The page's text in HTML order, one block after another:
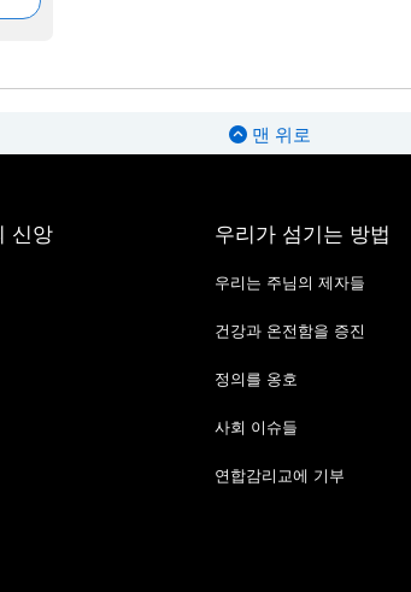
맨 위로
신앙 우리가 섬기는 방법
우리는 주님의 제자들
건강과 온전함을 증진
정의를 옹호
사회 이슈들
연합감리교에 기부